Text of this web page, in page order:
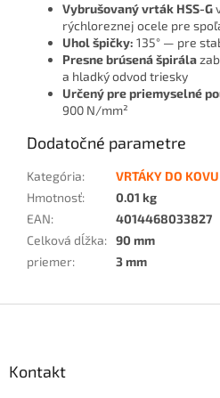
Vybrušovaný vrták HSS-G
rýchloreznej ocele pre
Uhol špičky: 135° — pre
Presne brúsená špirála
a hladký odvod triesky
Určený pre priemyselné
900 N/mm²
Dodatočné parametre
Kategória:
VRTÁKY DO KOVU
Hmotnosť:
0.01 kg
EAN:
4014468033827
Celková dĺžka: 90 mm
priemer: 3 mm
Kontakt